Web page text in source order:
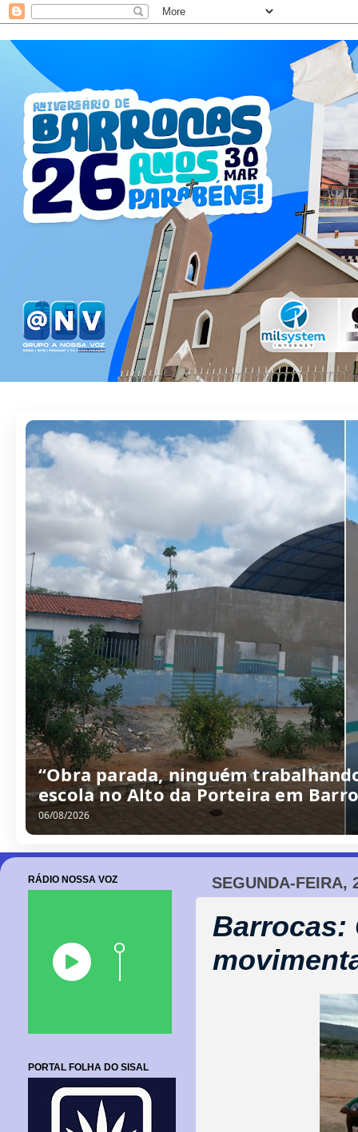
“Obra parada, ninguém
escola no Alto da Porteira em
06/08/2026
SEGUNDA-FEIRA,
Barrocas:
RÁDIO NOSSA VOZ
PORTAL FOLHA DO SISAL